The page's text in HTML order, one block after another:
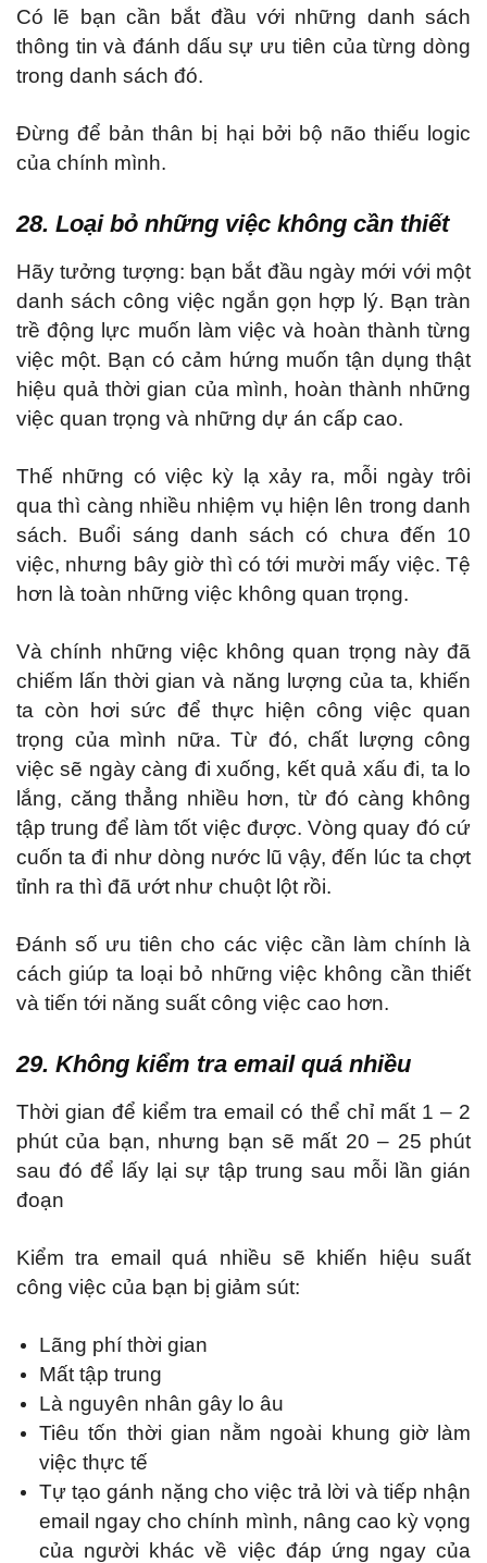
Có lẽ bạn cần bắt đầu với những danh sách
thông tin và đánh dấu sự ưu tiên của từng dòng
trong danh sách đó.
Đừng để bản thân bị hại bởi bộ não thiếu logic
của chính mình.
28. Loại bỏ những việc không cần thiết
Hãy tưởng tượng: bạn bắt đầu ngày mới với một
danh sách công việc ngắn gọn hợp lý. Bạn tràn
trề động lực muốn làm việc và hoàn thành từng
việc một. Bạn có cảm hứng muốn tận dụng thật
hiệu quả thời gian của mình, hoàn thành những
việc quan trọng và những dự án cấp cao.
Thế những có việc kỳ lạ xảy ra, mỗi ngày trôi
qua thì càng nhiều nhiệm vụ hiện lên trong danh
sách. Buổi sáng danh sách có chưa đến 10
việc, nhưng bây giờ thì có tới mười mấy việc. Tệ
hơn là toàn những việc không quan trọng.
Và chính những việc không quan trọng này đã
chiếm lấn thời gian và năng lượng của ta, khiến
ta còn hơi sức để thực hiện công việc quan
trọng của mình nữa. Từ đó, chất lượng công
việc sẽ ngày càng đi xuống, kết quả xấu đi, ta lo
lắng, căng thẳng nhiều hơn, từ đó càng không
tập trung để làm tốt việc được. Vòng quay đó cứ
cuốn ta đi như dòng nước lũ vậy, đến lúc ta chợt
tỉnh ra thì đã ướt như chuột lột rồi.
Đánh số ưu tiên cho các việc cần làm chính là
cách giúp ta loại bỏ những việc không cần thiết
và tiến tới năng suất công việc cao hơn.
29. Không kiểm tra email quá nhiều
Thời gian để kiểm tra email có thể chỉ mất 1 – 2
phút của bạn, nhưng bạn sẽ mất 20 – 25 phút
sau đó để lấy lại sự tập trung sau mỗi lần gián
đoạn
Kiểm tra email quá nhiều sẽ khiến hiệu suất
công việc của bạn bị giảm sút:
Lãng phí thời gian
Mất tập trung
Là nguyên nhân gây lo âu
Tiêu tốn thời gian nằm ngoài khung giờ làm
việc thực tế
Tự tạo gánh nặng cho việc trả lời và tiếp nhận
email ngay cho chính mình, nâng cao kỳ vọng
của người khác về việc đáp ứng ngay của